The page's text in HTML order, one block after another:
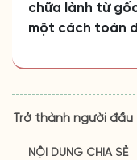
chữa lành từ
một cách toàn
Trở thành người
NỘI DUNG CHIA SẺ